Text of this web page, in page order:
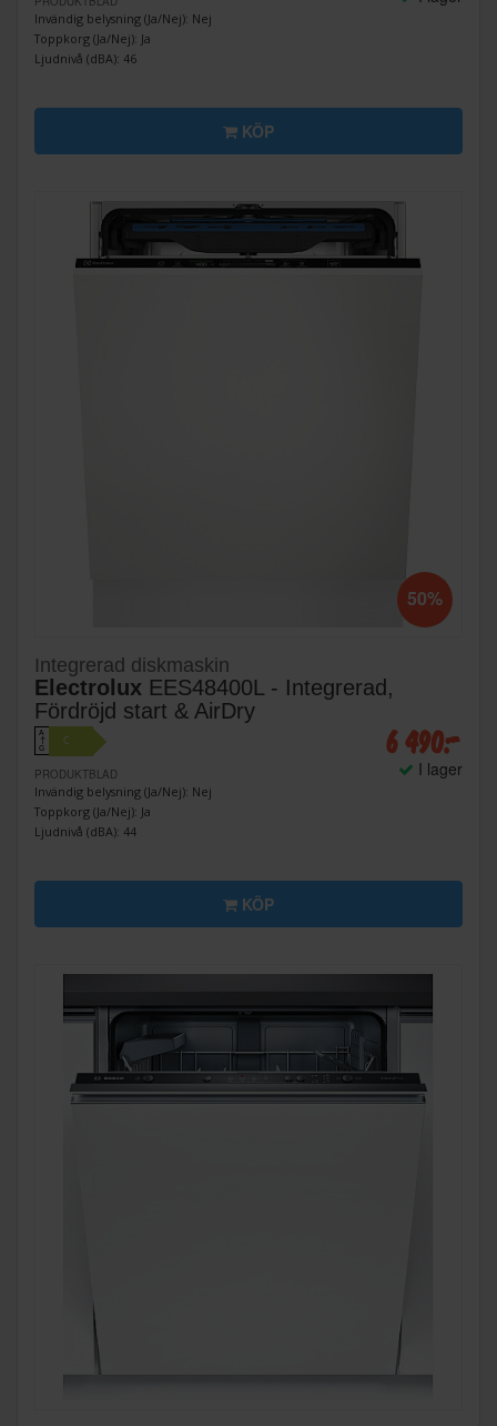
Invändig belysning (Ja/Nej): Nej
Toppkorg (Ja/Nej): Ja
Ljudnivå (dBA): 46
KÖP
50%
Integrerad diskmaskin
Electrolux EES48400L - Integrerad,
Fördröjd start & AirDry
A
↑
G
C
PRODUKTBLAD
Invändig belysning (Ja/Nej): Nej
Toppkorg (Ja/Nej): Ja
Ljudnivå (dBA): 44
6 490:-
I lager
KÖP